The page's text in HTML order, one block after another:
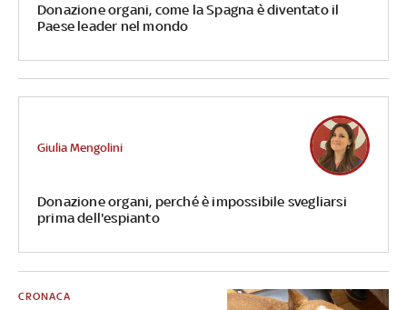
Donazione organi, come la Spagna è diventato il
Paese leader nel mondo
Donazione organi, perché è impossibile svegliarsi
prima dell'espianto
Giulia Mengolini
CRONACA